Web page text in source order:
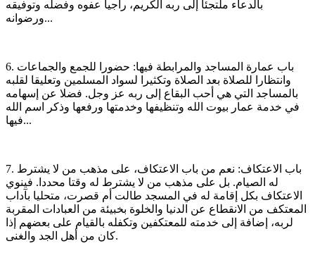
بالدعاء ملتجئا إلى ربه الكريم، راجيا عفوه وفضله وتوفيقه
ورضوانه...
6. باب عمارة المساجد والمرابطة فيها: حضورا للجمع والجماعات
وانتظارا للصلاة بعد الصلاة وتكثيرا لسواد المسلمين وتعليقا لقلبه
بالمساجد التي هي أحب البقاع إلى ربه عز وجل. فضلا عن إسهامه
في خدمة عمار بيوت الله وتنظيفها وخدمتها ورفعها وذكر اسم الله
فيها...
7. باب الاعتكاف: نعم من باب الاعتكاف، على مذهب من لا يشترط
له الصيام. بل على مذهب من لا يشترط له وقتا محددا. فينوي
الاعتكاف بكل إقامة له في المسجد طالت أم قصرت، متحليا بآداب
المعتكف من الانقطاع عن الدنيا والخلوة بخبيئة من العبادات المقربة
لربه، إضافة إلى خدمته للمعتكفين وتكفله بالقيام على بعضهم إذا
كان من أهل الجد والغنى.